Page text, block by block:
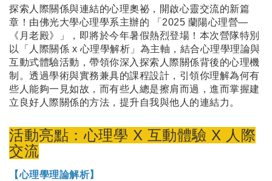
探索人際關係與連結的心理奧祕，開啟心靈交流的新篇
章！由佛光大學心理學系主辦的 「2025 蘭陽心理營—
《月老殿》」，即將於今年暑假熱烈登場！本次營隊特別
以「人際關係 x 心理學解析」為主軸，結合心理學理論與
互動式體驗活動，帶領你深入探索人際關係背後的心理機
制。透過學術與實務兼具的課程設計，引領你理解為何有
些人能夠一見如故，而有些人總是擦肩而過，進而掌握建
立良好人際關係的方法，提升自我與他人的連結力。
活動亮點：心理學 X 互動體驗 X 人際
交流
【心理學理論解析】